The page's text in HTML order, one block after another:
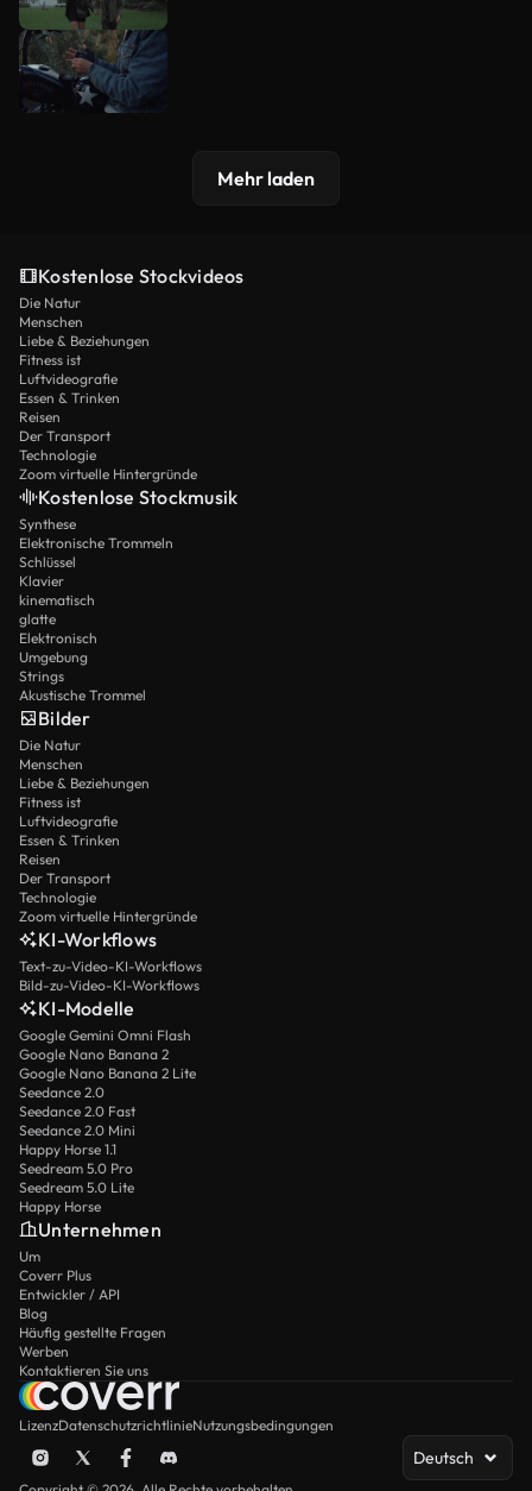
Mehr laden
Kostenlose Stockvideos
Die Natur
Menschen
Liebe & Beziehungen
Fitness ist
Luftvideografie
Essen & Trinken
Reisen
Der Transport
Technologie
Zoom virtuelle Hintergründe
Kostenlose Stockmusik
Synthese
Elektronische Trommeln
Schlüssel
Klavier
kinematisch
glatte
Elektronisch
Umgebung
Strings
Akustische Trommel
Bilder
Die Natur
Menschen
Liebe & Beziehungen
Fitness ist
Luftvideografie
Essen & Trinken
Reisen
Der Transport
Technologie
Zoom virtuelle Hintergründe
KI-Workflows
Text-zu-Video-KI-Workflows
Bild-zu-Video-KI-Workflows
KI-Modelle
Google Gemini Omni Flash
Google Nano Banana 2
Google Nano Banana 2 Lite
Seedance 2.0
Seedance 2.0 Fast
Seedance 2.0 Mini
Happy Horse 1.1
Seedream 5.0 Pro
Seedream 5.0 Lite
Happy Horse
Unternehmen
Um
Coverr Plus
Entwickler / API
Blog
Häufig gestellte Fragen
Werben
Kontaktieren Sie uns
LizenzDatenschutzrichtlinieNutzungsbedingungen
Deutsch